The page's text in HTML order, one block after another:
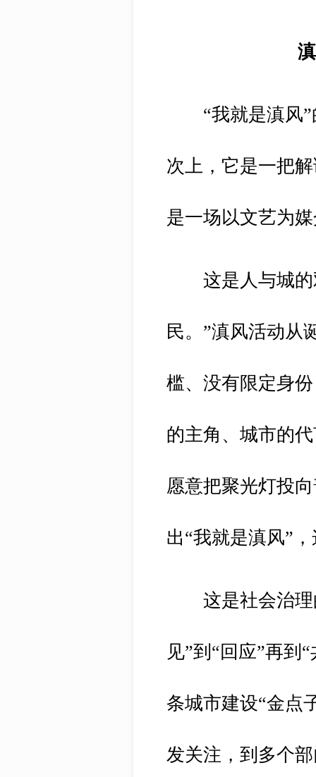
“我就是滇风”
次上，它是一把
是一场以文艺为
这是人与城的
民。”滇风活动从
槛、没有限定身
的主角、城市的
愿意把聚光灯投
出“我就是滇风”
这是社会治理
见”到“回应”再到
条城市建设“金点
发关注，到多个